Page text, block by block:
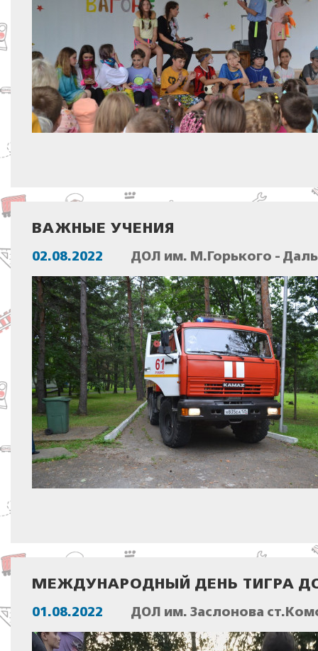
ВАЖНЫЕ УЧЕНИЯ
02.08.2022 ДОЛ им. М.Горького -
МЕЖДУНАРОДНЫЙ ДЕНЬ ТИГРА
01.08.2022 ДОЛ им. Заслонова